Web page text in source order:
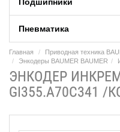
Пневматика
Главная Приводная техника
Энкодеры BAUMER BAUMER
ЭНКОДЕР
GI355.A70C341 /